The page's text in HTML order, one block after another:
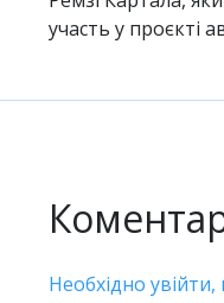
участь у проєкті
Необхідно